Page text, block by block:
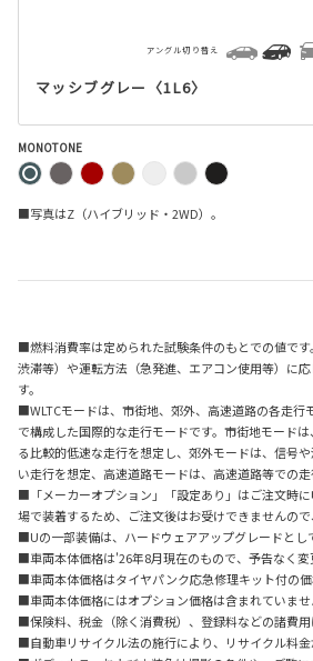
マッシブグレー〈1L6〉
アングル切り替え
MONOTONE
■写真はZ（ハイブリッド・2WD）。
■燃料消費率は定められた試験条件のもとでの値です
渋滞等）や運転方法（急発進、エアコン使用等）に
す。
■WLTCモードは、市街地、郊外、高速道路の各走行
で構成した国際的な走行モードです。市街地モード
る比較的低速な走行を想定し、郊外モードは、信号
い走行を想定、高速道路モードは、高速道路等での走
■「メーカーオプション」「設定あり」はご注文時
場で装着するため、ご注文後はお受けできませんので
■Uの一部装備は、ハードウェアアップグレードとし
■車両本体価格は'26年8月現在のもので、予告なく変
■車両本体価格はタイヤパンク応急修理キット付の価
■車両本体価格にはオプション価格は含まれていませ
■保険料、税金（除く消費税）、登録料などの諸費用
■自動車リサイクル法の施行により、リサイクル料金